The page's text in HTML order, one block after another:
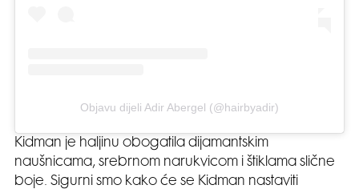
Objavu dijeli Adir Abergel (@hairbyadir)
Kidman je haljinu obogatila dijamantskim
naušnicama, srebrnom narukvicom i štiklama slične
boje. Sigurni smo kako će se Kidman nastaviti